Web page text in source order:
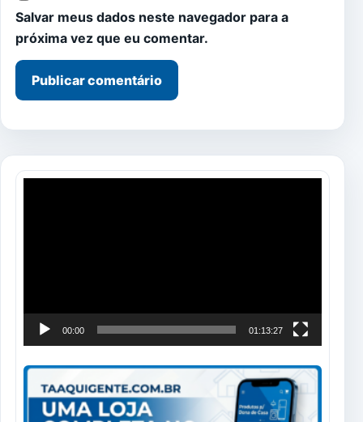
Salvar meus dados neste navegador para a
próxima vez que eu comentar.
00:00 01:13:27